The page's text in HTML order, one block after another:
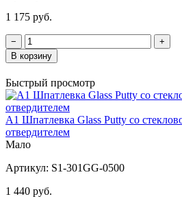
1 175 руб.
−
+
В корзину
Быстрый просмотр
A1 Шпатлевка Glass Putty со
отвердителем
Мало
Артикул: S1-301GG-0500
1 440 руб.